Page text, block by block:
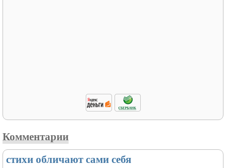
Комментарии
стихи обличают сами себя